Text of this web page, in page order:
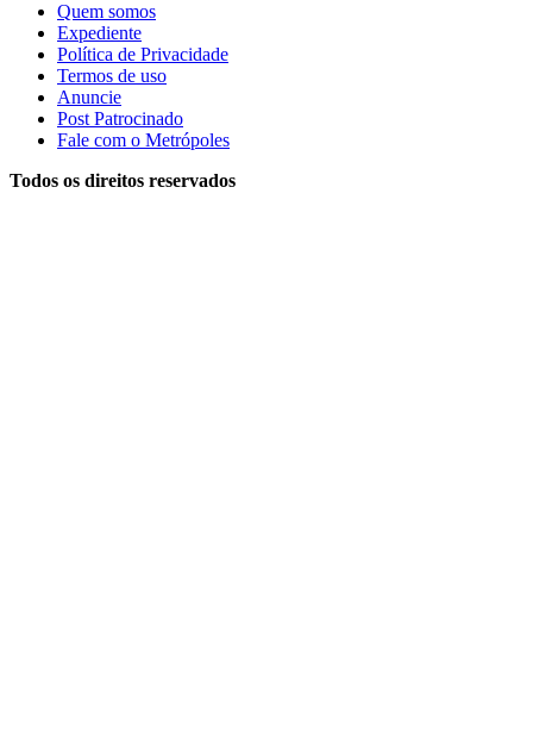
Quem somos
Expediente
Política de Privacidade
Termos de uso
Anuncie
Post Patrocinado
Fale com o Metrópoles
Todos os direitos reservados